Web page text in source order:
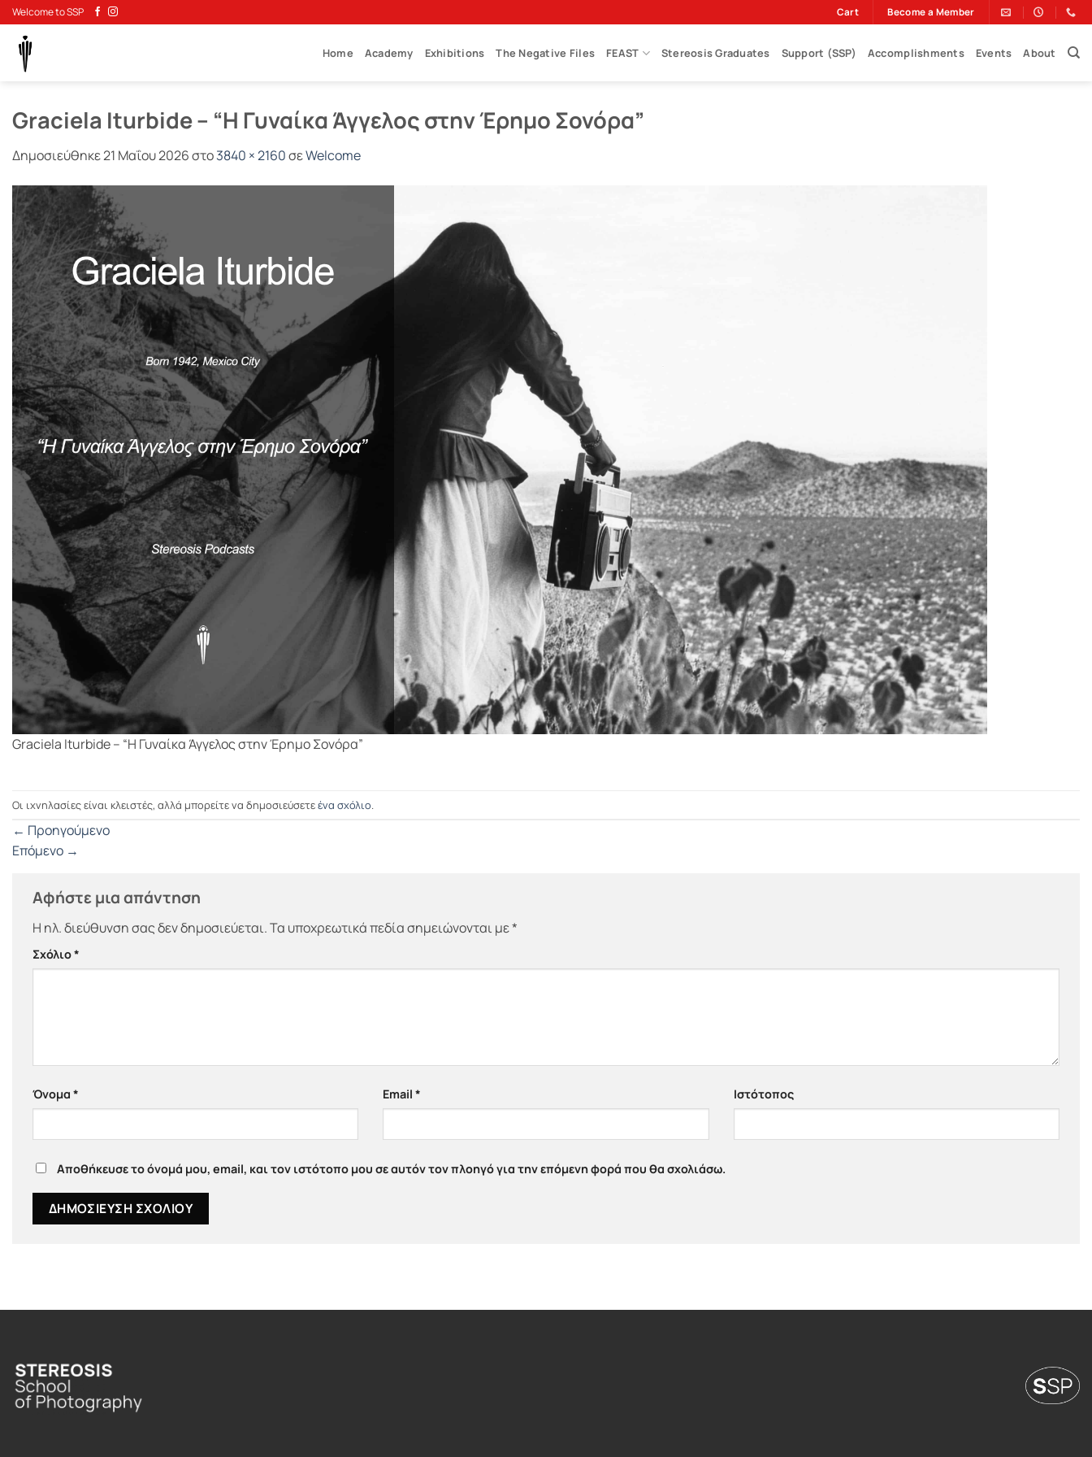
Μετάβαση
στο
περιεχόμενο
Welcome to SSP Cart Become a Member
Home Academy Exhibitions The Negative Files FEAST Stereosis Graduates Support (SSP) Accomplishments Events About
Graciela Iturbide – “Η Γυναίκα Άγγελος στην Έρημο Σονόρα”
Δημοσιεύθηκε21 Μαΐου 2026στο3840 × 2160σεWelcome
Graciela Iturbide – “Η Γυναίκα Άγγελος στην Έρημο Σονόρα”
Οι ιχνηλασίες είναι κλειστές, αλλά μπορείτε να δημοσιεύσετεένα σχόλιο.
← Προηγούμενο
Επόμενο →
Αφήστε μια απάντηση
Η ηλ. διεύθυνση σας δεν δημοσιεύεται.Τα υποχρεωτικά πεδία σημειώνονται με*
Σχόλιο*
Όνομα * Email* Ιστότοπος
Αποθήκευσε το όνομά μου, email, και τον ιστότοπο μου σε αυτόν τον πλοηγό για την επόμενη φορά που θα σχολιάσω.